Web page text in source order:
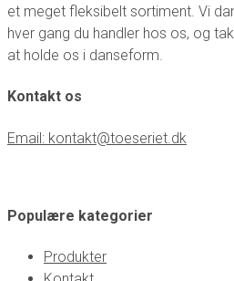
et meget fleksibelt sortiment. Vi
hver gang du handler hos os, og
at holde os i danseform.
Kontakt os
Email: kontakt@toeseriet.dk
Populære kategorier
Produkter